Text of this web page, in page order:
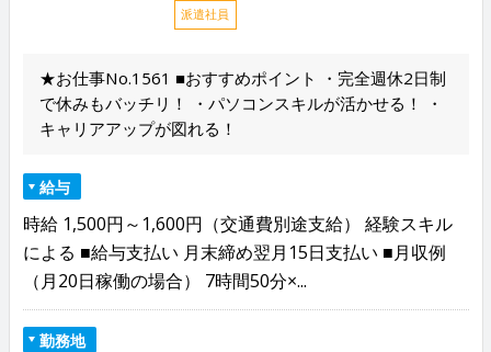
派遣社員
★お仕事No.1561 ■おすすめポイント ・完全週休2日制
で休みもバッチリ！ ・パソコンスキルが活かせる！ ・
キャリアアップが図れる！
給与
時給 1,500円～1,600円（交通費別途支給） 経験スキル
による ■給与支払い 月末締め翌月15日支払い ■月収例
（月20日稼働の場合） 7時間50分×...
勤務地